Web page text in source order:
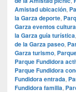
Amistad ubicación,
la Garza deporte,
Garza eventos
la Garza guía turística,
de la Garza paseo,
Garza turismo,
Parque Fundidora
Parque Fundidora
Fundidora entrada,
Fundidora familia,